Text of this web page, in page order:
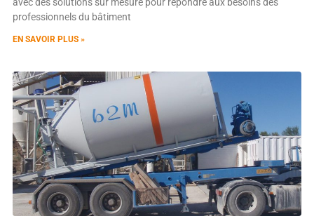
professionnels du bâtiment
EN SAVOIR PLUS »